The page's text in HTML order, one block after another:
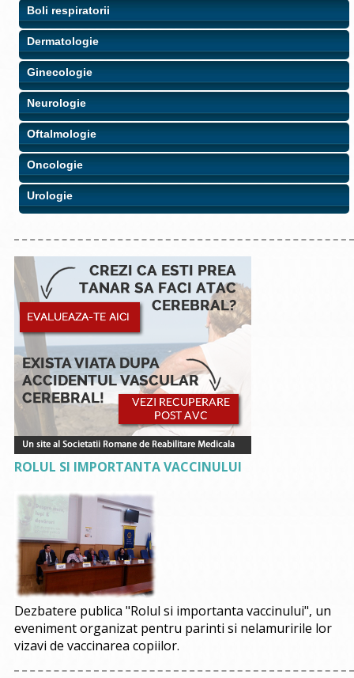
Boli respiratorii
Dermatologie
Ginecologie
Neurologie
Oftalmologie
Oncologie
Urologie
ROLUL SI IMPORTANTA VACCINULUI
Dezbatere publica "Rolul si importanta vaccinului", un
eveniment organizat pentru parinti si nelamuririle lor
vizavi de vaccinarea copiilor.